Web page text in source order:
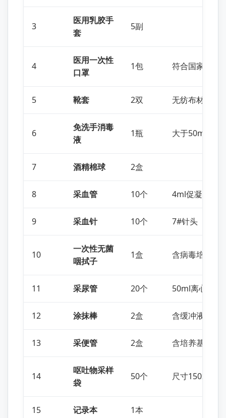
3
医用乳胶手
套
5副
4
医用一次性
口罩
1包 符合国家技术
5 靴套 2双 无纺布材质
6
免洗手消毒
液
1瓶 大于50ml
7 酒精棉球 2盒
8 采血管 10个 4ml促凝
9 采血针 10个 7#针头
10
一次性无菌
咽拭子
1盒 含病毒培养液
11 采尿管 20个 50ml离心管
12 涂抹棒 2盒 含缓冲液
13 采便管 2盒 含培养基
14
呕吐物采样
袋
50个 尺寸
15 记录本 1本